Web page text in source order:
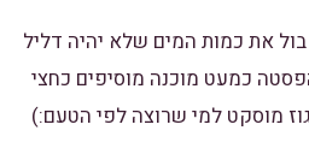
ו4.5 כוסות מים(חשוב לשים בול את כמות המים שלא יהיה דליל
עם כף עץ וכשהפסטה כמעט מוכנה מוסיפים כחצי
מוסקט למי שרוצה לפי הטעם:)